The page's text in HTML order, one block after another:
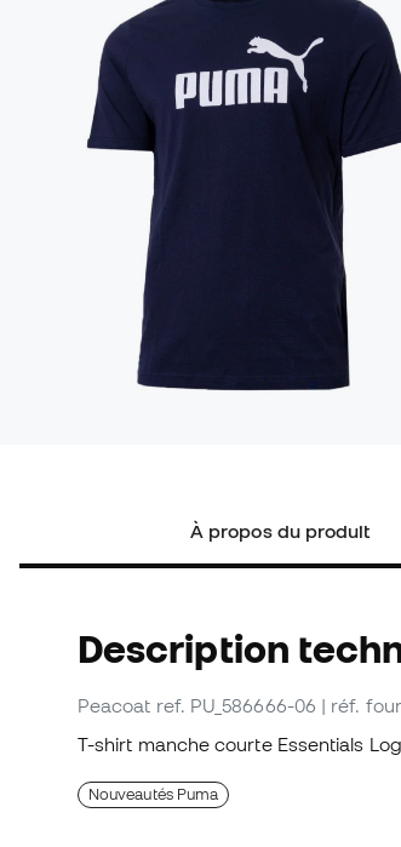
À propos du produit
Description
Peacoat ref. PU_586666-06 | réf.
T-shirt manche courte Essentials
Nouveautés Puma